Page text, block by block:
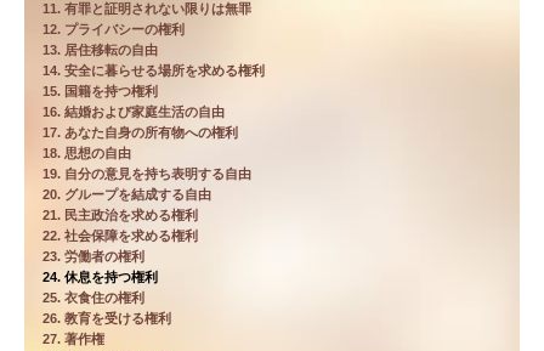
11. 有罪と証明されない限りは無罪
12. プライバシーの権利
13. 居住移転の自由
14. 安全に暮らせる場所を求める権利
15. 国籍を持つ権利
16. 結婚および家庭生活の自由
17. あなた自身の所有物への権利
18. 思想の自由
19. 自分の意見を持ち表明する自由
20. グループを結成する自由
21. 民主政治を求める権利
22. 社会保障を求める権利
23. 労働者の権利
24. 休息を持つ権利
25. 衣食住の権利
26. 教育を受ける権利
27. 著作権